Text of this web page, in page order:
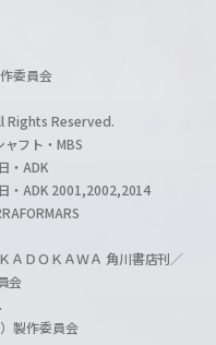
委員会
Rights Reserved.
フト・MBS
・ADK
・ADK 2001,2002,2014
ＡＤＯＫＡＷＡ 角川書店刊／
会
製作委員会